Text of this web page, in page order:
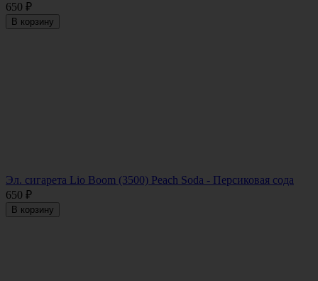
650 ₽
В корзину
Эл. сигарета Lio Boom (3500) Peach Soda - Персиковая сода
650 ₽
В корзину